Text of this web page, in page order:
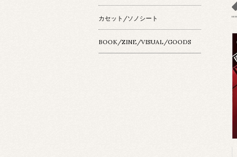
カセット/ソノシート
BOOK/ZINE/VISUAL/GOODS